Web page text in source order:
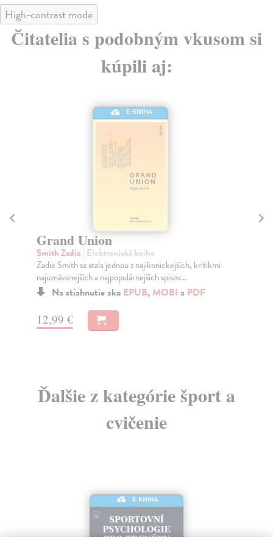
High-contrast mode
Čitatelia s podobným vkusom si
kúpili aj:
z najikonickejších, kritikmi
spisov...
MOBIaPDF
Moja najväčšia prehra
Buxton Will
Moja najväčšia prehra je zbierkou
a osobných spovedí 20 najslávnejších
Na stiahnutie ako
Ďalšie z kategórie šport a
cvičenie
E-KNIHA